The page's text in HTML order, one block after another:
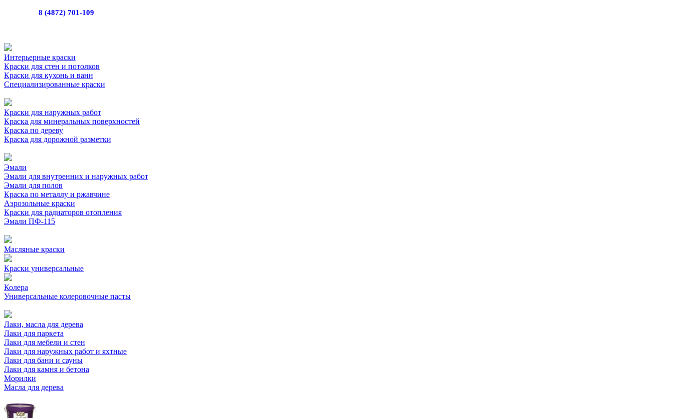
8 (4872) 701-109
Интерьерные краски
Краски для стен и потолков
Краски для кухонь и ванн
Специализированные краски
Краски для наружных работ
Краска для минеральных поверхностей
Краска по дереву
Краска для дорожной разметки
Эмали
Эмали для внутренних и наружных работ
Эмали для полов
Краска по металлу и ржавчине
Аэрозольные краски
Краски для радиаторов отопления
Эмали ПФ-115
Масляные краски
Краски универсальные
Колера
Универсальные колеровочные пасты
Лаки, масла для дерева
Лаки для паркета
Лаки для мебели и стен
Лаки для наружных работ и яхтные
Лаки для бани и сауны
Лаки для камня и бетона
Морилки
Масла для дерева